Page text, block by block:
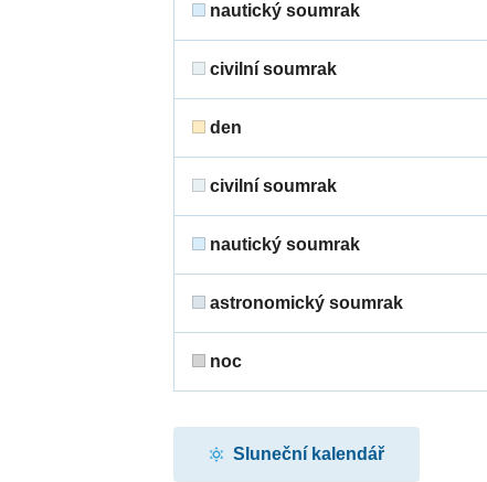
nautický soumrak
civilní soumrak
den
civilní soumrak
nautický soumrak
astronomický soumrak
noc
Sluneční kalendář